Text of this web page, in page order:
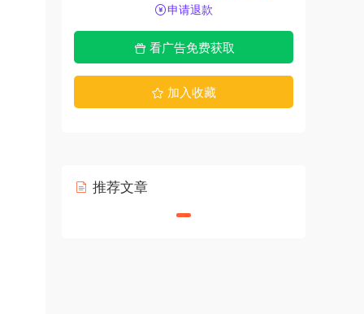
申请退款
看广告免费获取
加入收藏
推荐文章